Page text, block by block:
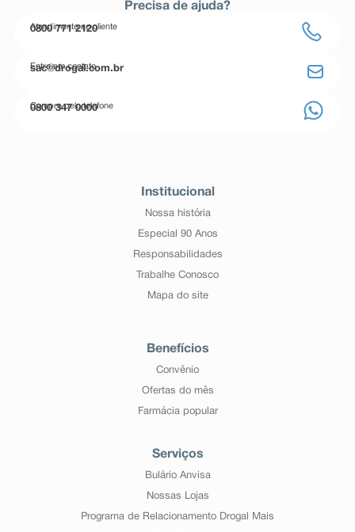
Precisa de ajuda?
Atendimento ao cliente
0800 771 2120
Entre em contato
sac@drogal.com.br
Compre pelo telefone
0800 347 0000
Institucional
Nossa história
Especial 90 Anos
Responsabilidades
Trabalhe Conosco
Mapa do site
Benefícios
Convênio
Ofertas do mês
Farmácia popular
Serviços
Bulário Anvisa
Nossas Lojas
Programa de Relacionamento Drogal Mais